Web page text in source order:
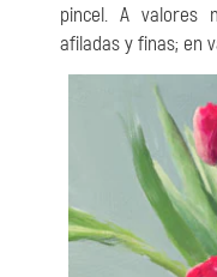
pincel. A valores
afiladas y finas; en